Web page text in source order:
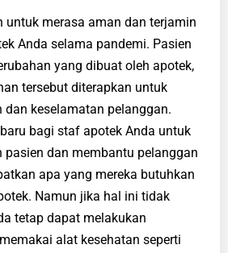
untuk merasa aman dan terjamin
Anda selama pandemi. Pasien
yang dibuat oleh apotek,
tersebut diterapkan untuk
dan keselamatan pelanggan.
bagi staf apotek Anda untuk
pasien dan membantu pelanggan
apa yang mereka butuhkan
Namun jika hal ini tidak
tetap dapat melakukan
alat kesehatan seperti